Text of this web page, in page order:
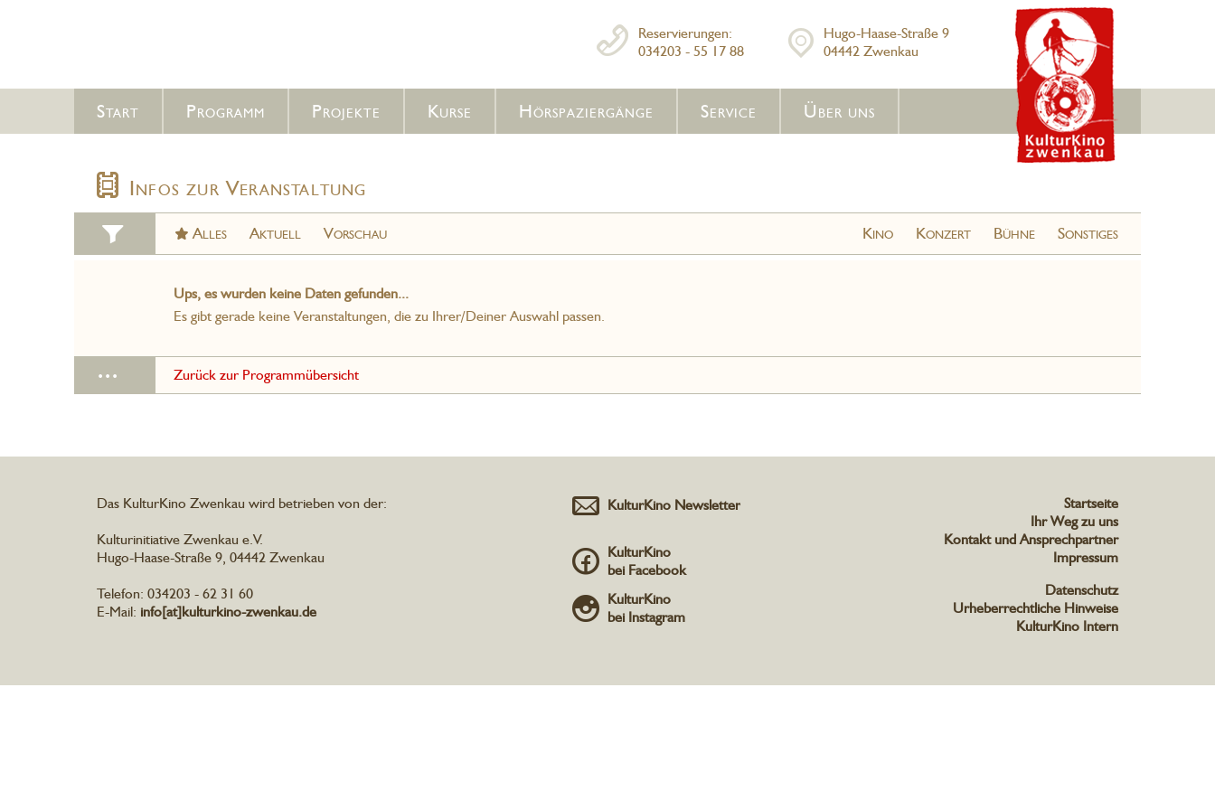
Hugo-Haase-Straße 9
04442 Zwenkau
Reservierungen:
034203 - 55 17 88
Start Programm Projekte Kurse Hörspaziergänge Service Über uns
Infos zur Veranstaltung
Alles Aktuell Vorschau Kino Konzert Bühne Sonstiges
Ups, es wurden keine Daten gefunden...
Es gibt gerade keine Veranstaltungen, die zu Ihrer/Deiner Auswahl passen.
... Zurück zur Programmübersicht
Startseite
Ihr Weg zu uns
Kontakt und Ansprechpartner
Impressum
Datenschutz
Urheberrechtliche Hinweise
KulturKino Intern
Das KulturKino Zwenkau wird betrieben von der:
Kulturinitiative Zwenkau e.V.
Hugo-Haase-Straße 9, 04442 Zwenkau
Telefon: 034203 - 62 31 60
E-Mail: info[at]kulturkino-zwenkau.de
KulturKino Newsletter
KulturKino
bei Facebook
KulturKino
bei Instagram